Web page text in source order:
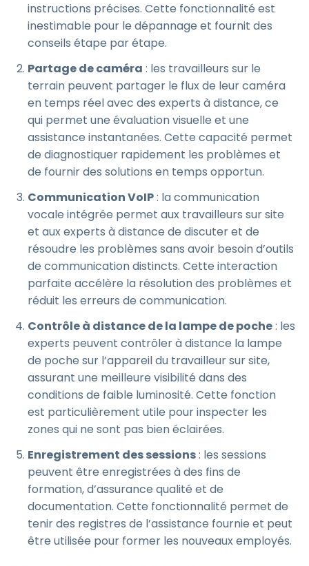
instructions précises. Cette fonctionnalité est
inestimable pour le dépannage et fournit des
conseils étape par étape.
Partage de caméra : les travailleurs sur le
terrain peuvent partager le flux de leur caméra
en temps réel avec des experts à distance, ce
qui permet une évaluation visuelle et une
assistance instantanées. Cette capacité permet
de diagnostiquer rapidement les problèmes et
de fournir des solutions en temps opportun.
Communication VoIP: la communication
vocale intégrée permet aux travailleurs sur site
et aux experts à distance de discuter et de
résoudre les problèmes sans avoir besoin d’outils
de communication distincts. Cette interaction
parfaite accélère la résolution des problèmes et
réduit les erreurs de communication.
Contrôle à distance de la lampe de poche: les
experts peuvent contrôler à distance la lampe
de poche sur l’appareil du travailleur sur site,
assurant une meilleure visibilité dans des
conditions de faible luminosité. Cette fonction
est particulièrement utile pour inspecter les
zones qui ne sont pas bien éclairées.
Enregistrement des sessions: les sessions
peuvent être enregistrées à des fins de
formation, d’assurance qualité et de
documentation. Cette fonctionnalité permet de
tenir des registres de l’assistance fournie et peut
être utilisée pour former les nouveaux employés.